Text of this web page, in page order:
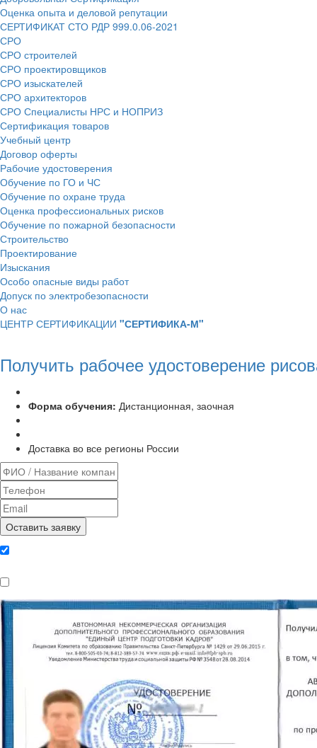
Оценка опыта и деловой репутации
СЕРТИФИКАТ СТО РДР 999.0.06-2021
СРО
СРО строителей
СРО проектировщиков
СРО изыскателей
СРО архитекторов
СРО Специалисты НРС и НОПРИЗ
Сертификация товаров
Учебный центр
Договор оферты
Рабочие удостоверения
Обучение по ГО и ЧС
Обучение по охране труда
Оценка профессиональных рисков
Обучение по пожарной безопасности
Строительство
Проектирование
Изыскания
Особо опасные виды работ
Допуск по электробезопасности
О нас
ЦЕНТР СЕРТИФИКАЦИИ "СЕРТИФИКА-М"
Получить рабочее удостоверение
Форма обучения: Дистанционная, заочная
Доставка во все регионы России